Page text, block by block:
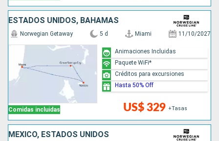
ESTADOS UNIDOS, BAHAMAS
Comidas incluidas
Norwegian Getaway 5 d Miami 11/10/2027
US$ 329 +Tasas
Animaciones Incluidas
Paquete WiFi*
Créditos para excursiones
Hasta 50% Off
MÉXICO, ESTADOS UNIDOS